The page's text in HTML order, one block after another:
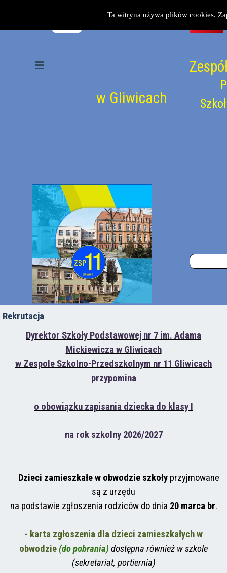
Ta witryna używa plików cookies.
w Gliwicach
Rekrutacja
Dyrektor Szkoły Podstawowej nr 7 im. Adama
Mickiewicza w Gliwicach
w Zespole Szkolno-Przedszkolnym nr 11 Gliwicach
przypomina
o obowiązku zapisania dziecka do klasy I
na rok szkolny 2026/2027
Dzieci zamieszkałe w obwodzie szkołyprzyjmowane
są z urzędu
na podstawie zgłoszenia rodziców do dnia 20 marca br.
- karta zgłoszenia dla dzieci zamieszkałych w
obwodzie (do pobrania) dostępna również w szkole
(sekretariat, portiernia)